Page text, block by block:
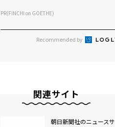
PR(FINCHI on GOETHE)
Recommended by
関連サイト
朝日新聞社のニュースサ